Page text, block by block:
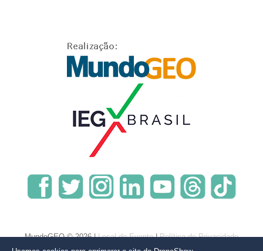
MundoGEO © 2026 |Local do Evento|Política de Privacidade